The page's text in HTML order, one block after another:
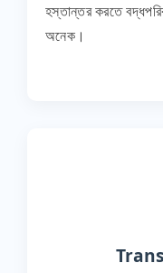
হস্তান্তর করতে
অনেক।